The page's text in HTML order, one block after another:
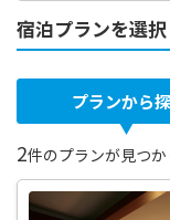
宿泊プランを選
プランから
2件のプランが見つ